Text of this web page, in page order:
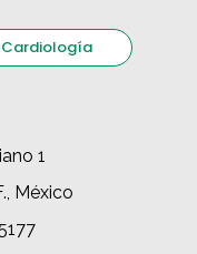
Cardiología
1
México